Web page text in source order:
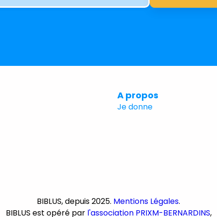
A propos
Je donne
BIBLUS, depuis 2025. Mentions Légales.
BIBLUS est opéré par l'association PRIXM-BERNARDINS,